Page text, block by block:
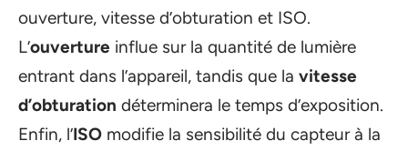
ouverture, vitesse d’obturation et ISO.
L’ouverture influe sur la quantité de lumière
entrant dans l’appareil, tandis que la vitesse
d’obturation déterminera le temps d’exposition.
Enfin, l’ISO modifie la sensibilité du capteur à la